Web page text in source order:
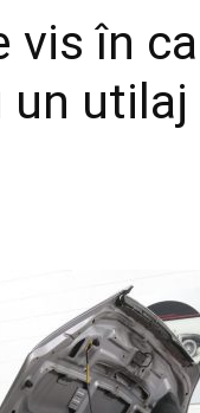
vis în
un utilaj